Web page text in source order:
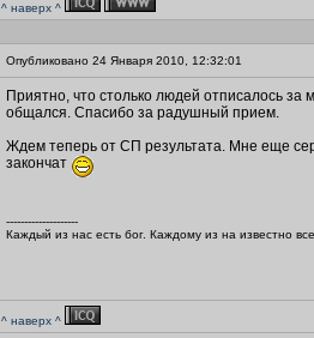
^ наверх ^
Опубликовано 24 Января 2010, 12:32:01
Приятно, что столько людей отписалось за
общался. Спасибо за радушный прием.
Ждем теперь от СП результата. Мне еще
закончат
--------------------
Каждый из нас есть бог. Каждому из на известно
^ наверх ^